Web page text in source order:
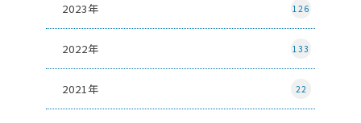
2023年 126
2022年 133
2021年 22